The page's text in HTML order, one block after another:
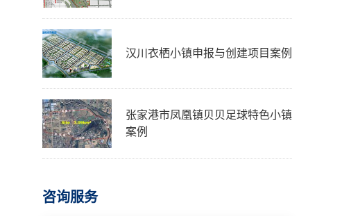
汉川衣栖小镇申报与创建项目案例
张家港市凤凰镇贝贝足球特色小镇
案例
咨询服务